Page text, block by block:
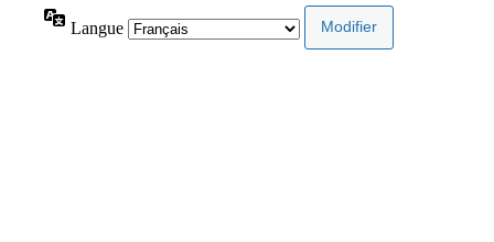
Langue